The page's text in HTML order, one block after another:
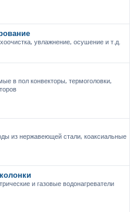
увлажнение, осушение и т.д.
в пол конвекторы, термоголовки,
из нержавеющей стали, коаксиальные
и газовые водонагреватели